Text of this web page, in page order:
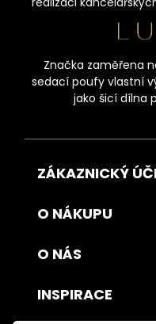
Značka zaměřena
sedací poufy vlastní
jako šicí dílna
ZÁKAZNICKÝ
O NÁKUPU
O NÁS
INSPIRACE